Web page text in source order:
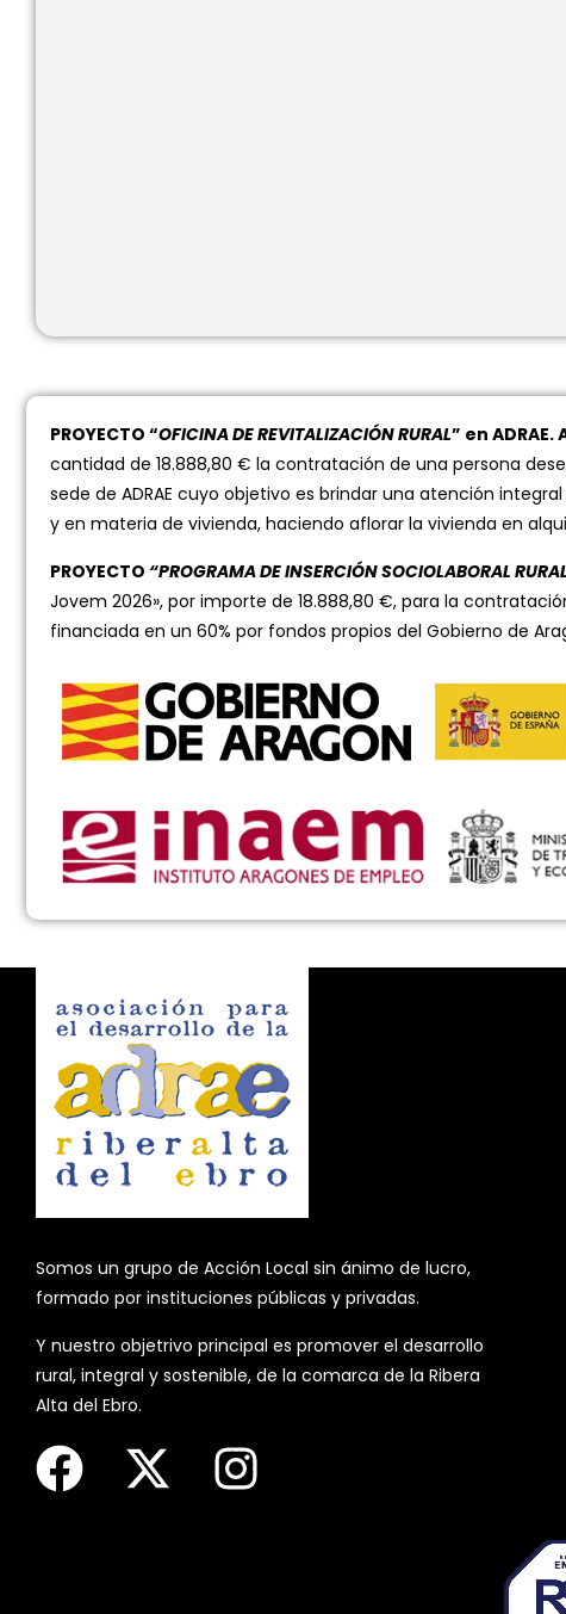
PROYECTO “OFICINA DE REVITALIZACIÓN RURAL” en
cantidad de 18.888,80 € la contratación de una persona
sede de ADRAE cuyo objetivo es brindar una atención
y en materia de vivienda, haciendo aflorar la vivienda en
PROYECTO “PROGRAMA DE INSERCIÓN SOCIOLABORAL
Jovem 2026», por importe de 18.888,80 €, para la
financiada en un 60% por fondos propios del Gobierno de
Somos un grupo de Acción Local sin ánimo de lucro,
formado por instituciones públicas y privadas.
Y nuestro objetrivo principal es promover el desarrollo
rural, integral y sostenible, de la comarca de la Ribera
Alta del Ebro.